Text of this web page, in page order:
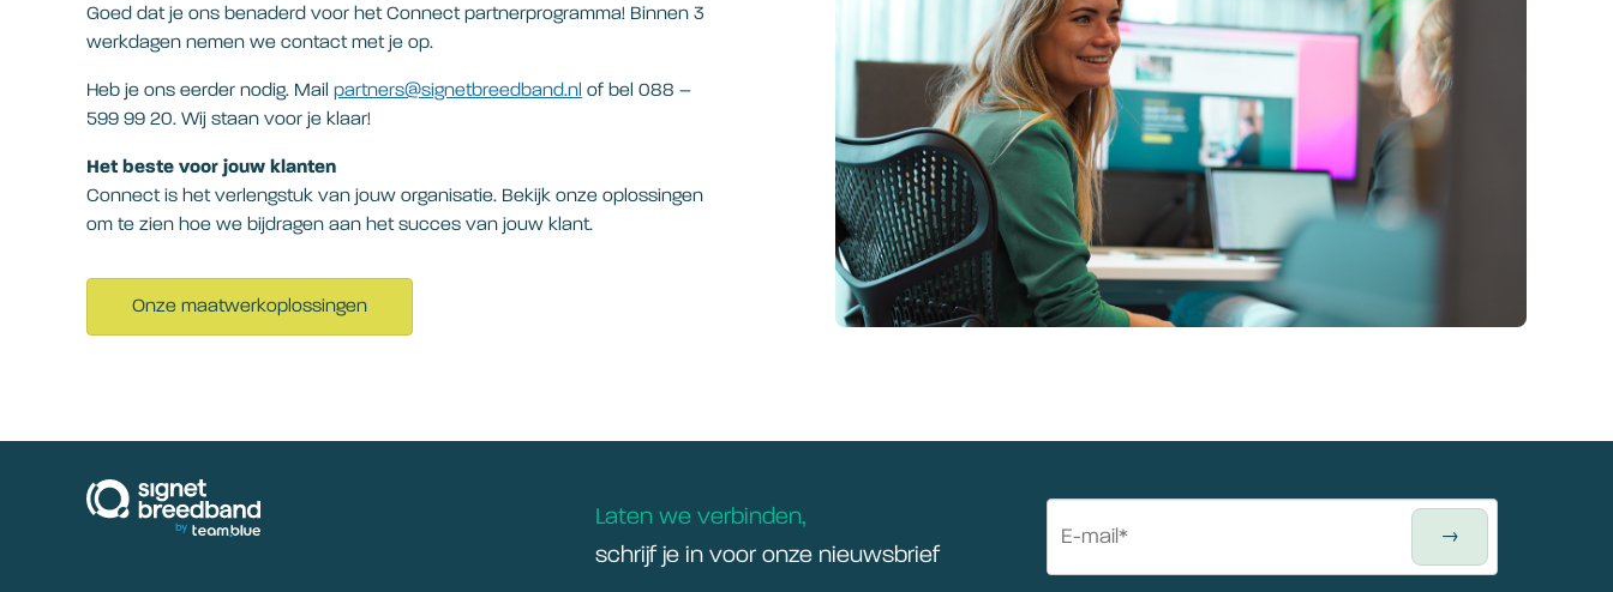
Goed dat je ons benaderd voor het Connect partnerprogramma! Binnen 3
werkdagen nemen we contact met je op.
Heb je ons eerder nodig. Mail partners@signetbreedband.nl of bel 088 –
599 99 20. Wij staan voor je klaar!
Het beste voor jouw klanten
Connect is het verlengstuk van jouw organisatie. Bekijk onze oplossingen
om te zien hoe we bijdragen aan het succes van jouw klant.
Onze maatwerkoplossingen
Laten we verbinden,
schrijf je in voor onze nieuwsbrief